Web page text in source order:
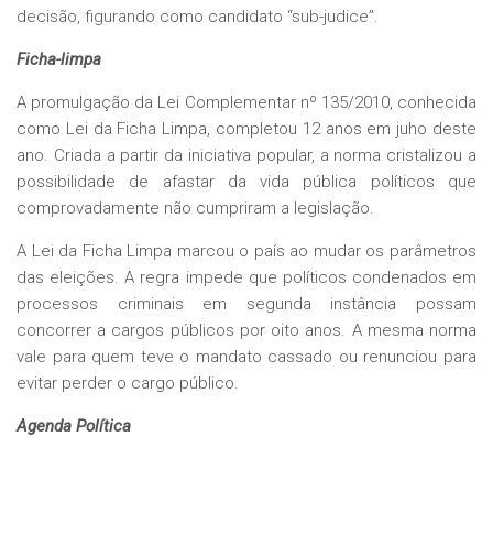
decisão, figurando como candidato “sub-judice”.
Ficha-limpa
A promulgação da Lei Complementar nº 135/2010, conhecida
como Lei da Ficha Limpa, completou 12 anos em juho deste
ano. Criada a partir da iniciativa popular, a norma cristalizou a
possibilidade de afastar da vida pública políticos que
comprovadamente não cumpriram a legislação.
A Lei da Ficha Limpa marcou o país ao mudar os parâmetros
das eleições. A regra impede que políticos condenados em
processos criminais em segunda instância possam
concorrer a cargos públicos por oito anos. A mesma norma
vale para quem teve o mandato cassado ou renunciou para
evitar perder o cargo público.
Agenda Política